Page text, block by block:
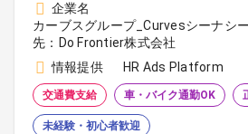
企業名
カーブスグループ_Curvesシーナシ
先：Do Frontier株式会社
情報提供
HR Ads Platform
交通費支給 車・バイク通勤OK
未経験・初心者歓迎